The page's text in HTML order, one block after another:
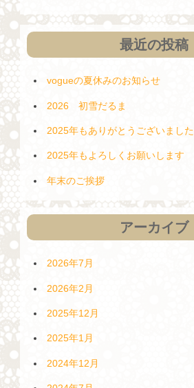
ン
最近の投稿
vogueの夏休みのお知らせ
2026 初雪だるま
2025年もありがとうございました
2025年もよろしくお願いします
年末のご挨拶
アーカイブ
2026年7月
2026年2月
2025年12月
2025年1月
2024年12月